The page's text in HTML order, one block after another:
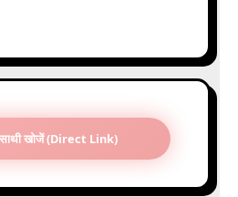
खोजें (Direct Link)